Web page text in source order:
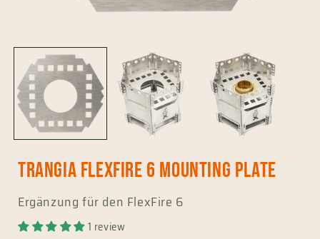
media
modal
Trangia FlexFire 6 mounting plate
Ergänzung für den FlexFire 6
1 review